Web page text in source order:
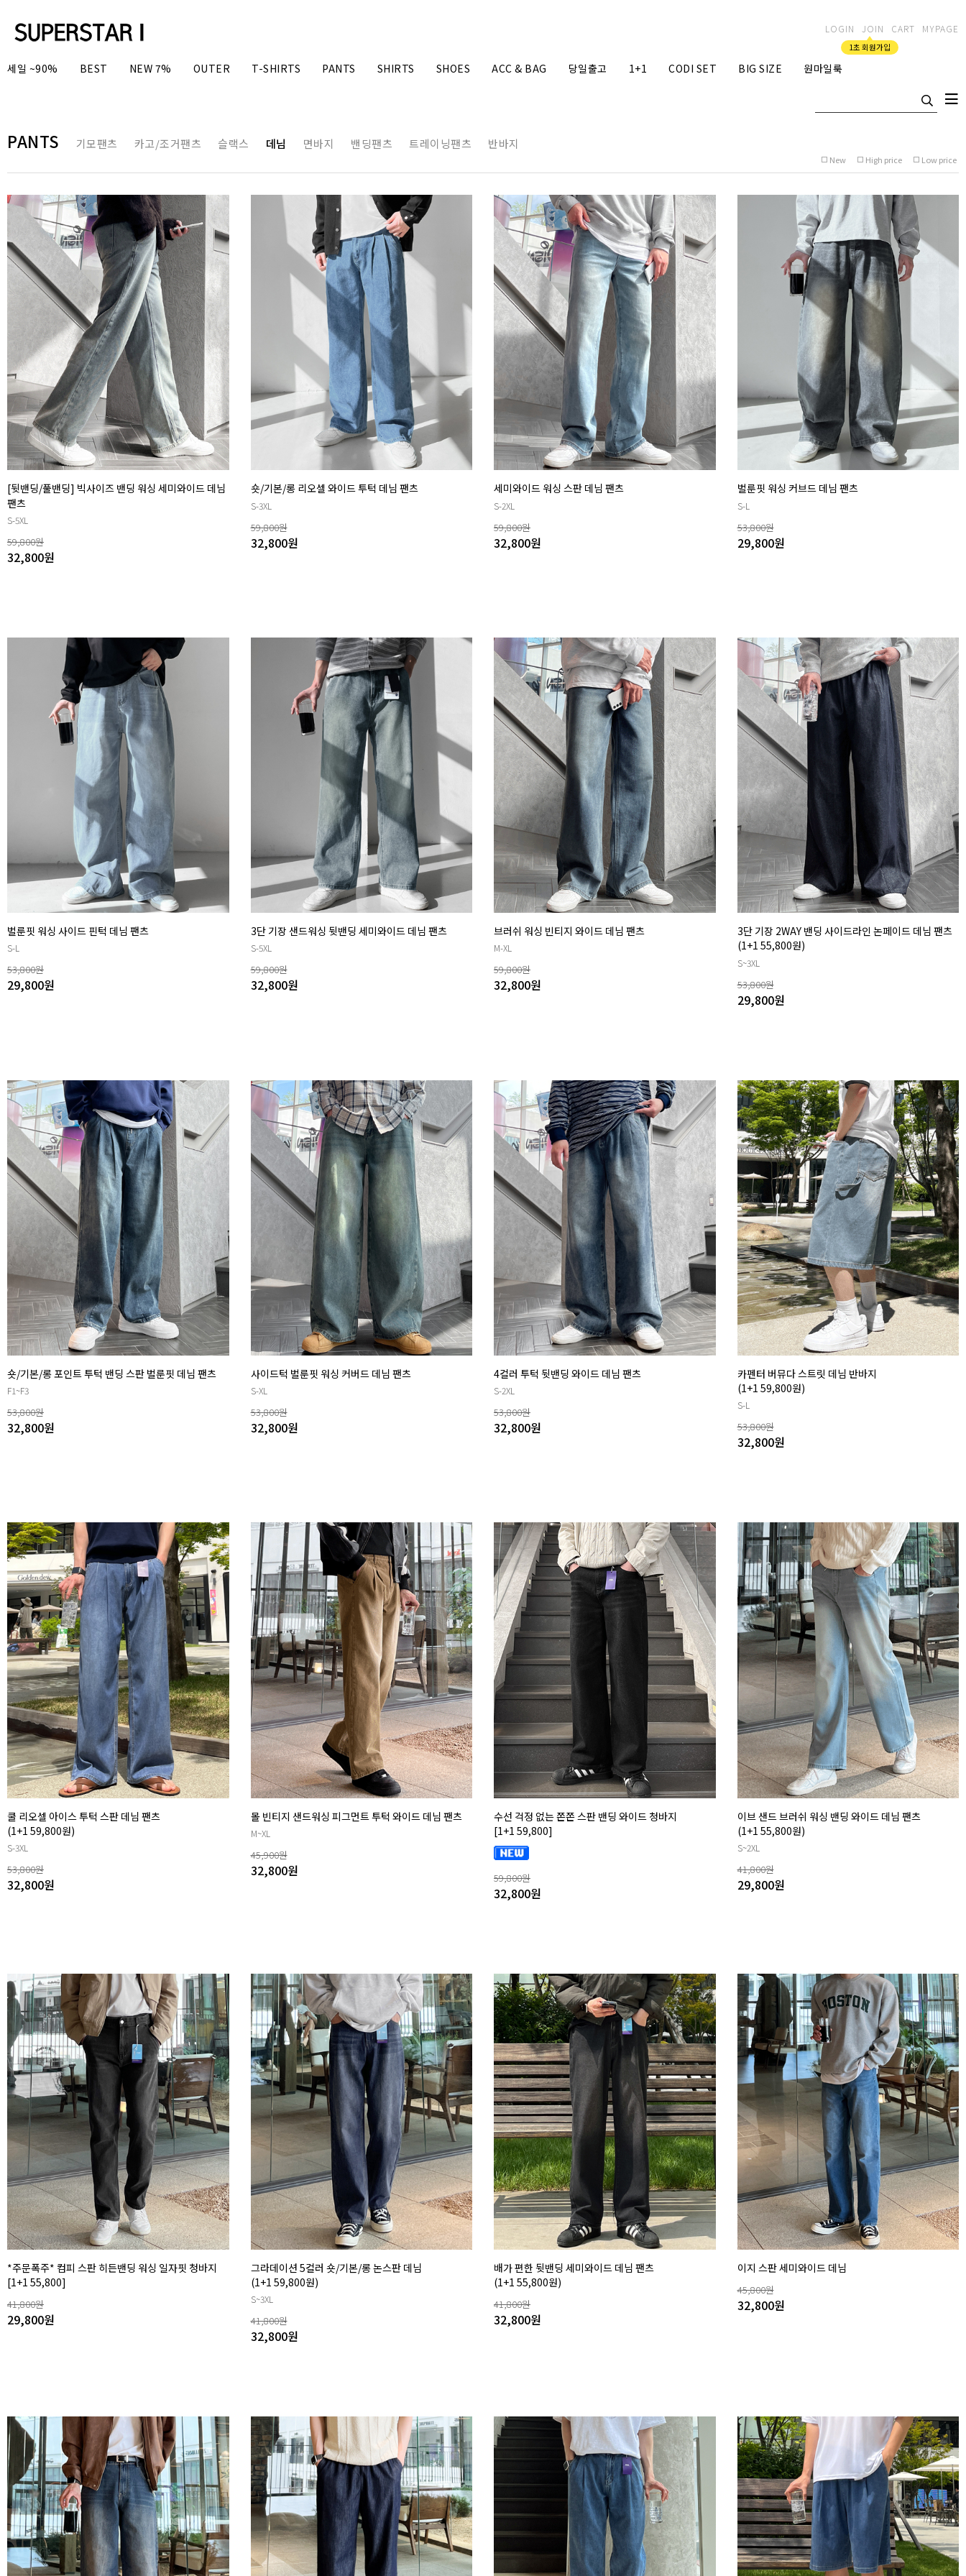
LOGIN JOIN
1초 회원가입
CART MYPAGE
세일 ~90% BEST NEW 7% OUTER T-SHIRTS PANTS SHIRTS SHOES ACC & BAG 당일출고 1+1 CODI SET BIG SIZE 원마일룩
PANTS 기모팬츠 카고/조거팬츠 슬랙스 데님 면바지 밴딩팬츠 트레이닝팬츠 반바지
New High price Low price
[뒷밴딩/풀밴딩] 빅사이즈 밴딩 워싱 세미와이드 데님
팬츠
S-5XL
59,800원
32,800원
숏/기본/롱 리오셀 와이드 투턱 데님 팬츠
S-3XL
59,800원
32,800원
세미와이드 워싱 스판 데님 팬츠
S-2XL
59,800원
32,800원
벌룬핏 워싱 커브드 데님 팬츠
S-L
53,800원
29,800원
벌룬핏 워싱 사이드 핀턱 데님 팬츠
S-L
53,800원
29,800원
3단 기장 샌드워싱 뒷밴딩 세미와이드 데님 팬츠
S-5XL
59,800원
32,800원
브러쉬 워싱 빈티지 와이드 데님 팬츠
M-XL
59,800원
32,800원
3단 기장 2WAY 밴딩 사이드라인 논페이드 데님 팬츠
(1+1 55,800원)
S~3XL
53,800원
29,800원
숏/기본/롱 포인트 투턱 밴딩 스판 벌룬핏 데님 팬츠
F1~F3
53,800원
32,800원
사이드턱 벌룬핏 워싱 커버드 데님 팬츠
S-XL
53,800원
32,800원
4컬러 투턱 뒷밴딩 와이드 데님 팬츠
S-2XL
53,800원
32,800원
카펜터 버뮤다 스트릿 데님 반바지
(1+1 59,800원)
S-L
53,800원
32,800원
쿨 리오셀 아이스 투턱 스판 데님 팬츠
(1+1 59,800원)
S-3XL
53,800원
32,800원
몰 빈티지 샌드워싱 피그먼트 투턱 와이드 데님 팬츠
M~XL
45,900원
32,800원
수선 걱정 없는 쫀쫀 스판 밴딩 와이드 청바지
[1+1 59,800]
59,800원
32,800원
이브 샌드 브러쉬 워싱 밴딩 와이드 데님 팬츠
(1+1 55,800원)
S~2XL
41,800원
29,800원
*주문폭주* 컴피 스판 히든밴딩 워싱 일자핏 청바지
[1+1 55,800]
41,800원
29,800원
그라데이션 5컬러 숏/기본/롱 논스판 데님
(1+1 59,800원)
S~3XL
41,800원
32,800원
배가 편한 뒷밴딩 세미와이드 데님 팬츠
(1+1 55,800원)
41,800원
32,800원
이지 스판 세미와이드 데님
45,800원
32,800원